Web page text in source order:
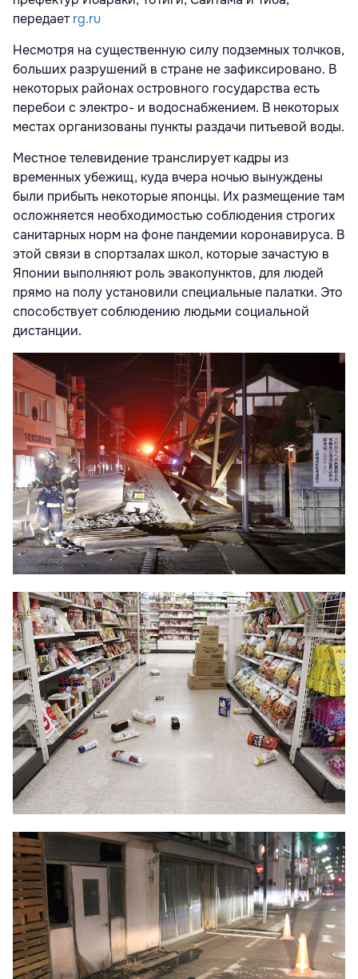
передаетrg.ru
Несмотря на существенную силу подземных толчков,
больших разрушений в стране не зафиксировано. В
некоторых районах островного государства есть
перебои с электро- и водоснабжением. В некоторых
местах организованы пункты раздачи питьевой воды.
Местное телевидение транслирует кадры из
временных убежищ, куда вчера ночью вынуждены
были прибыть некоторые японцы. Их размещение там
осложняется необходимостью соблюдения строгих
санитарных норм на фоне пандемии коронавируса. В
этой связи в спортзалах школ, которые зачастую в
Японии выполняют роль эвакопунктов, для людей
прямо на полу установили специальные палатки. Это
способствует соблюдению людьми социальной
дистанции.